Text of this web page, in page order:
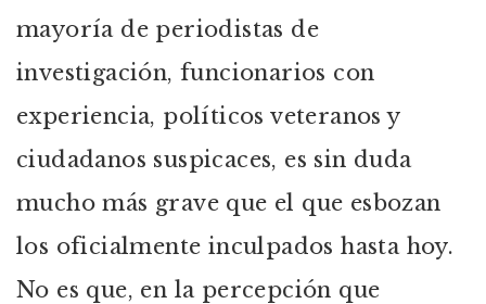
mayoría de periodistas de
investigación, funcionarios con
experiencia, políticos veteranos y
ciudadanos suspicaces, es sin duda
mucho más grave que el que esbozan
los oficialmente inculpados hasta hoy.
No es que, en la percepción que